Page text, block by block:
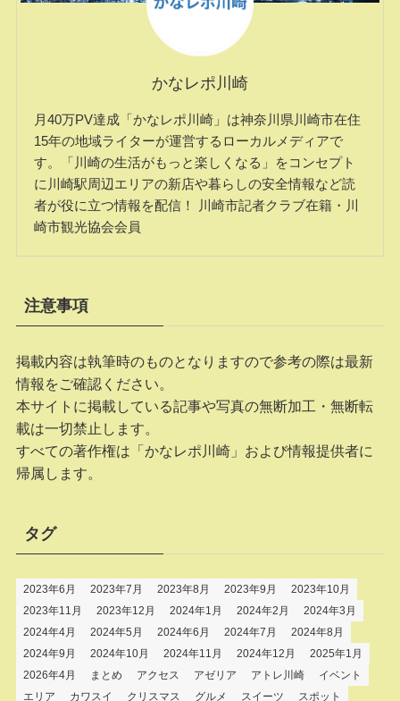
かなレポ川崎
月40万PV達成「かなレポ川崎」は神奈川県川崎市在住
15年の地域ライターが運営するローカルメディアで
す。「川崎の生活がもっと楽しくなる」をコンセプト
に川崎駅周辺エリアの新店や暮らしの安全情報など読
者が役に立つ情報を配信！ 川崎市記者クラブ在籍・川
崎市観光協会会員
注意事項
掲載内容は執筆時のものとなりますので参考の際は最新
情報をご確認ください。
本サイトに掲載している記事や写真の無断加工・無断転
載は一切禁止します。
すべての著作権は「かなレポ川崎」および情報提供者に
帰属します。
タグ
2023年6月 2023年7月 2023年8月 2023年9月
2023年10月
2023年11月
2023年12月 2024年1月 2024年2月
2024年3月
2024年4月
2024年5月 2024年6月 2024年7月
2024年8月
2024年9月
2024年10月 2024年11月 2024年12月
2025年1月
2026年4月
まとめ アクセス アゼリア アトレ川崎
イベント
エリア
カワスイ クリスマス グルメ スイーツ スポット